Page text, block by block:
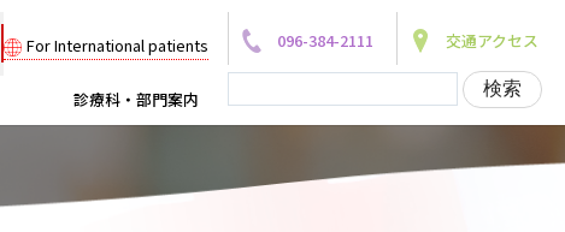
For International patients
診療科・部門案内
096-384-2111 交通アクセス